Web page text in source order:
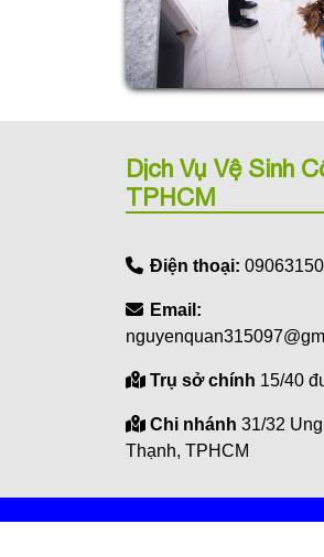
Dịch Vụ Vệ Sinh
TPHCM
Điện thoại:
Email:
Trụ sở chính 15/40
Chi nhánh 31/32
Thạnh, TPHCM